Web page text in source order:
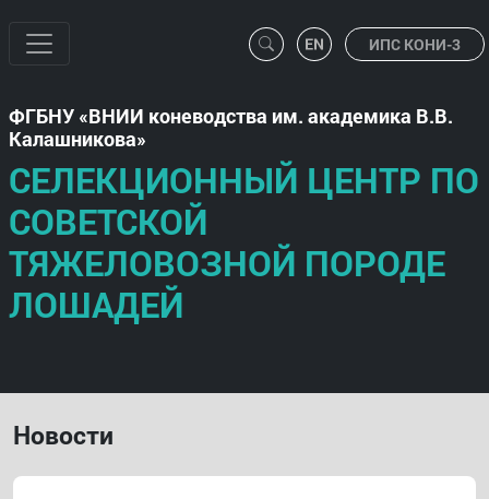
ИПС КОНИ-3
ФГБНУ
ВНИИ коневодства им. академика В.В.
Калашникова
СЕЛЕКЦИОННЫЙ ЦЕНТР ПО
СОВЕТСКОЙ
ТЯЖЕЛОВОЗНОЙ ПОРОДЕ
ЛОШАДЕЙ
Новости